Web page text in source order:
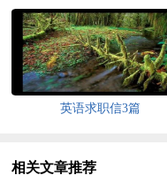
英语求职信3篇
相关文章推荐